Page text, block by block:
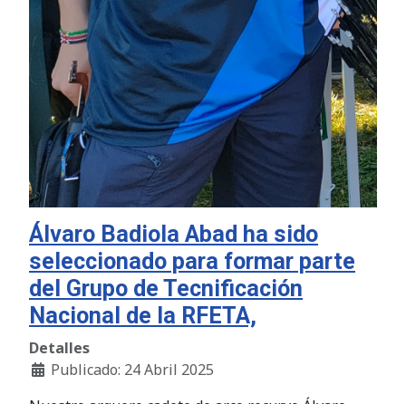
Álvaro Badiola Abad ha sido
seleccionado para formar parte
del Grupo de Tecnificación
Nacional de la RFETA,
Detalles
Publicado: 24 Abril 2025